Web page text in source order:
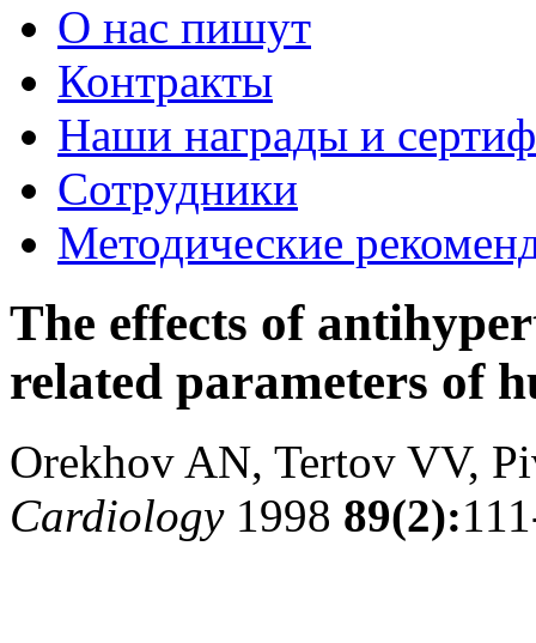
О нас пишут
Контракты
Наши награды и
Сотрудники
Методические
The effects of
related parameters of
Orekhov AN, Tertov VV,
Cardiology1998 89(2):